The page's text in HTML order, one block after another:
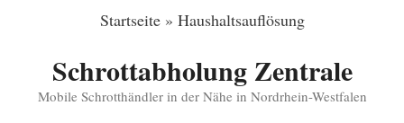
Startseite» Haushaltsauflösung
Schrottabholung Zentrale
Mobile Schrotthändler in der Nähe in Nordrhein-Westfalen